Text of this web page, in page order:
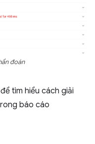
đoán
để tìm hiểu cách giải
báo cáo